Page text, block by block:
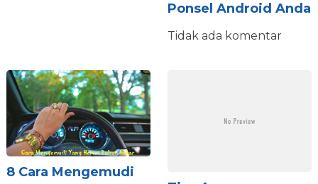
Ponsel Android Anda
Tidak ada komentar
8 Cara Mengemudi